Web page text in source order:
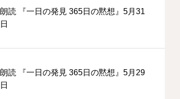
朗読 『一日の発見 365日の黙想』5月31
日
朗読 『一日の発見 365日の黙想』5月29
日